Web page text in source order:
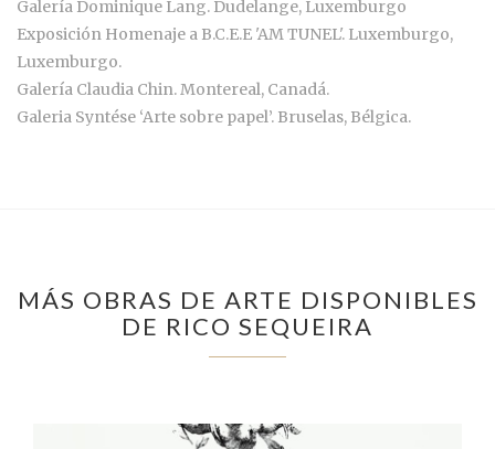
Galería Dominique Lang. Dudelange, Luxemburgo
Exposición Homenaje a B.C.E.E 'AM TUNEL'. Luxemburgo,
Luxemburgo.
Galería Claudia Chin. Montereal, Canadá.
Galeria Syntése ‘Arte sobre papel’. Bruselas, Bélgica.
MÁS OBRAS DE ARTE DISPONIBLES
DE RICO SEQUEIRA